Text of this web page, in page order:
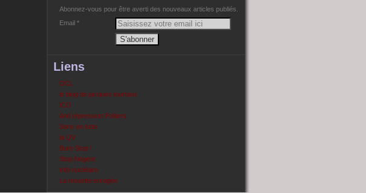
Abonnez-vous pour être averti des nouveaux articles publiés.
Email
Liens
OCL
le blog de jacques tourtaux
ICO
Anti répression Poitiers
Sons en lutte
la QV
Bure Stop !
Stop Nogent
Info nucléaire
La mouette enragée